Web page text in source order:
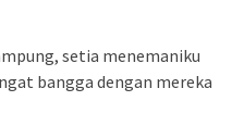
setia menemaniku
bangga dengan mereka